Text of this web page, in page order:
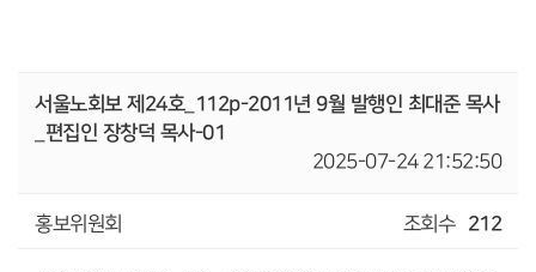
서울노회보 제24호_112p-2011년 9월 발행인 최대준 목사
_편집인 장창덕 목사-01
2025-07-24 21:52:50
홍보위원회 조회수 212